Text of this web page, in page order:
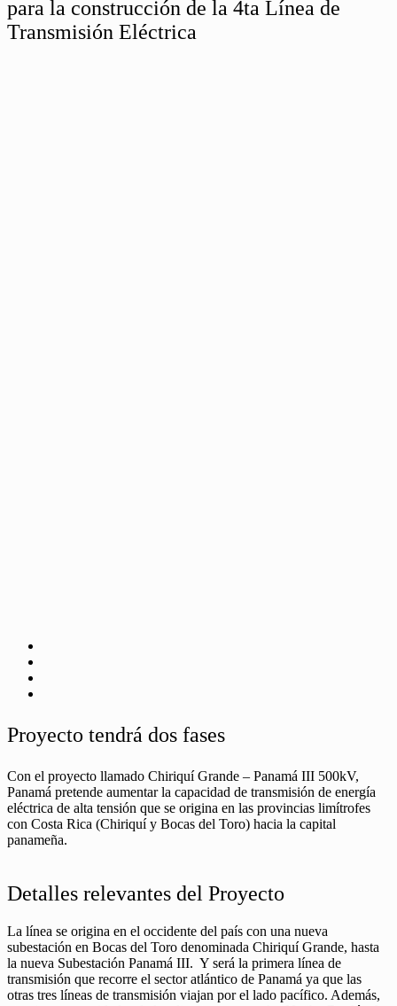
para la construcción de la 4ta Línea de
Transmisión Eléctrica
Proyecto tendrá dos fases
Con el proyecto llamado Chiriquí Grande – Panamá III 500kV,
Panamá pretende aumentar la capacidad de transmisión de energía
eléctrica de alta tensión que se origina en las provincias limítrofes
con Costa Rica (Chiriquí y Bocas del Toro) hacia la capital
panameña.
Detalles relevantes del Proyecto
La línea se origina en el occidente del país con una nueva
subestación en Bocas del Toro denominada Chiriquí Grande, hasta
la nueva Subestación Panamá III. Y será la primera línea de
transmisión que recorre el sector atlántico de Panamá ya que las
otras tres líneas de transmisión viajan por el lado pacífico. Además,